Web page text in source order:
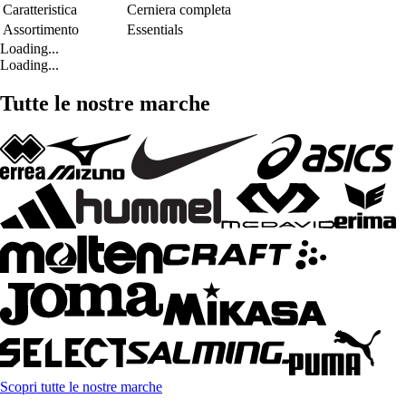
Caratteristica
Cerniera completa
Assortimento
Essentials
Loading...
Loading...
Tutte le nostre marche
Scopri tutte le nostre marche